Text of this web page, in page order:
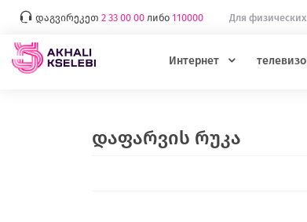
დაგვირეკეთ 2 33 00 00 либо 110000 Для
Интернет
დაფარვის რუკა